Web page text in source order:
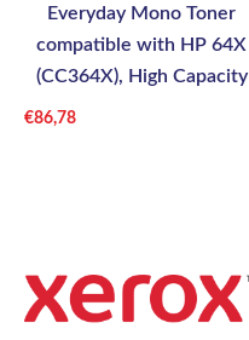
Everyday Mono Toner
compatible with HP 64X
(CC364X), High Capacity
€86,78